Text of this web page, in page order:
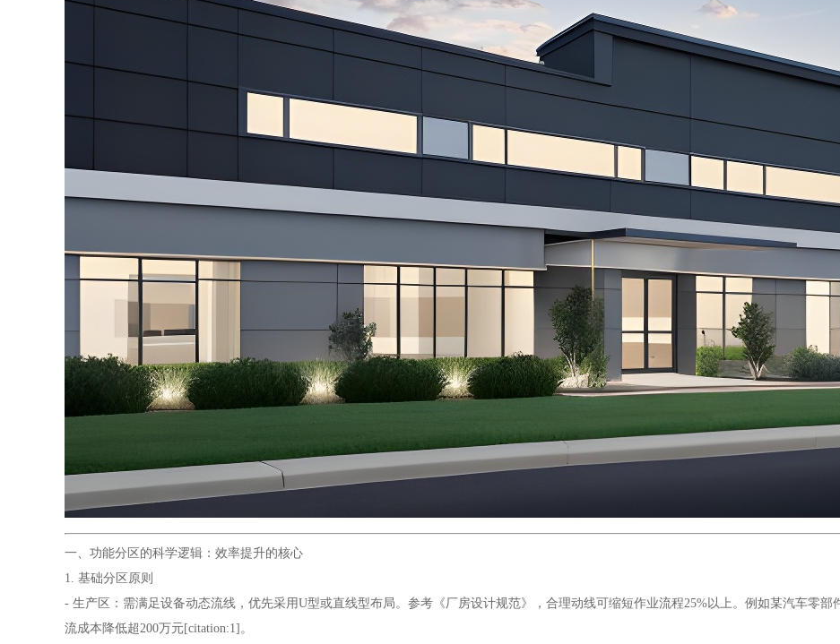
一、功能分区的科学逻辑：效率提升的核心
1. 基础分区原则
- 生产区：需满足设备动态流线，优先采用U型或直线型布局。参考《厂房设计规范》，合理动线可缩短作业流程25%以上。例如某汽车零
流成本降低超200万元[citation:1]。